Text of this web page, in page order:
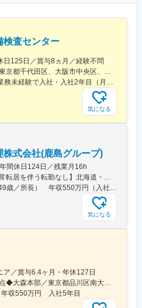
もよりますが数件～10数件ほどで
当者によるＯＪＴ教育です。その
研修により知識・技術の習得をして
年くるみん取得／
間～30時間程度です。全社的にウェ
り、従業員の健康増進によりモチベー
ております。（健康経営優良法人に
と判断された場合、借り上げ社宅の
面接にて
務
検査センター
日125日／賞与8ヵ月／経験不問
気になる
株式会社(鹿島グループ)
間休日124日／残業月16h
気になる
／賞与6.4ヶ月・年休127日
収550万円 入社5年目